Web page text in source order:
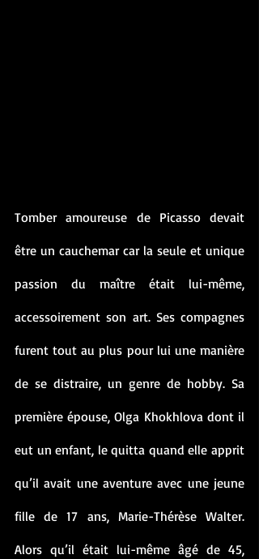
Tomber amoureuse de Picasso devait
être un cauchemar car la seule et unique
passion du maître était lui-même,
accessoirement son art. Ses compagnes
furent tout au plus pour lui une manière
de se distraire, un genre de hobby. Sa
première épouse, Olga Khokhlova dont il
eut un enfant, le quitta quand elle apprit
qu’il avait une aventure avec une jeune
fille de 17 ans, Marie-Thérèse Walter.
Alors qu’il était lui-même âgé de 45,